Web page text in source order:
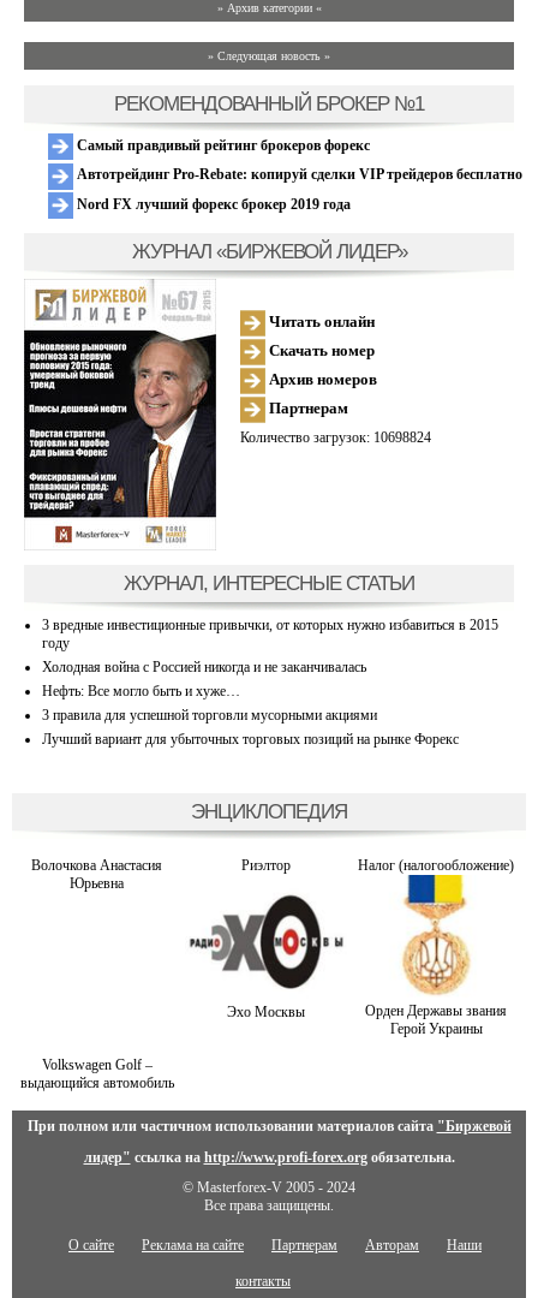
» Архив категории «
» Следующая новость »
РЕКОМЕНДОВАННЫЙ БРОКЕР №1
Самый правдивый рейтинг брокеров форекс
Автотрейдинг Pro-Rebate: копируй сделки VIP трейдеров бесплатно
Nord FX лучший форекс брокер 2019 года
ЖУРНАЛ «БИРЖЕВОЙ ЛИДЕР»
Читать онлайн
Скачать номер
Архив номеров
Партнерам
Количество загрузок: 10698824
ЖУРНАЛ, ИНТЕРЕСНЫЕ СТАТЬИ
3 вредные инвестиционные привычки, от которых нужно избавиться в 2015
году
Холодная война с Россией никогда и не заканчивалась
Нефть: Все могло быть и хуже…
3 правила для успешной торговли мусорными акциями
Лучший вариант для убыточных торговых позиций на рынке Форекс
ЭНЦИКЛОПЕДИЯ
Волочкова Анастасия
Юрьевна
Риэлтор Налог (налогообложение)
Эхо Москвы
Орден Державы звания
Герой Украины
Volkswagen Golf –
выдающийся автомобиль
При полном или частичном использовании материалов сайта "Биржевой
лидер" ссылка на http://www.profi-forex.orgобязательна.
© Masterforex-V 2005 - 2024
Все права защищены.
О сайте Реклама на сайте Партнерам Авторам Наши
контакты